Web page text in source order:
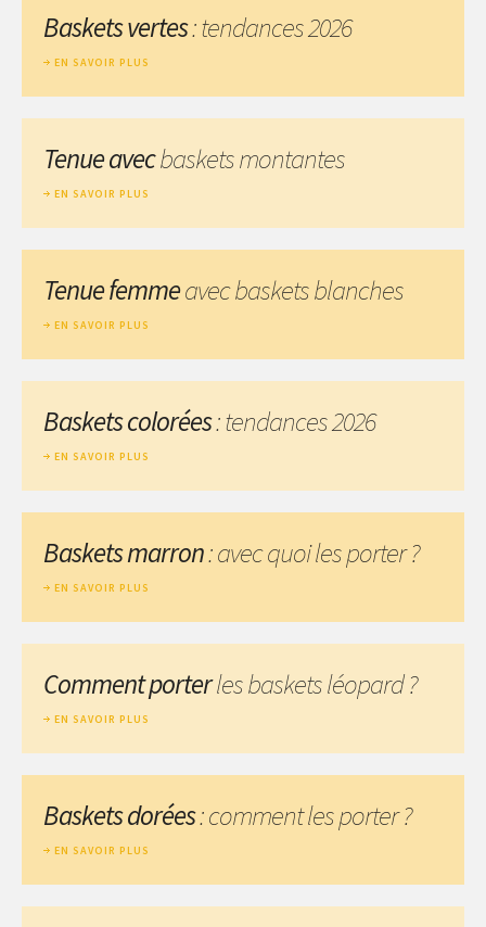
Baskets vertes: tendances 2026
EN SAVOIR PLUS
Tenue avecbaskets montantes
EN SAVOIR PLUS
Tenue femmeavec baskets blanches
EN SAVOIR PLUS
Baskets colorées: tendances 2026
EN SAVOIR PLUS
Baskets marron: avec quoi les porter ?
EN SAVOIR PLUS
Comment porterles baskets léopard ?
EN SAVOIR PLUS
Baskets dorées: comment les porter ?
EN SAVOIR PLUS